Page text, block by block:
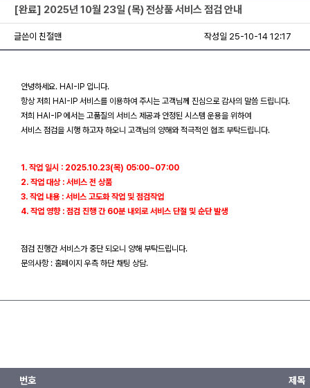
[완료] 2025년 10월 23일 (목) 전상품 서비스 점검 안내
글쓴이 친절맨 작성일 25-10-14 12:17
안녕하세요. HAI-IP 입니다.
항상 저희 HAI-IP 서비스를 이용하여 주시는 고객님께 진심으로 감사의 말씀 드립니다.
저희 HAI-IP 에서는 고품질의 서비스 제공과 안정된 시스템 운용을 위하여
서비스 점검을 시행 하고자 하오니 고객님의 양해와 적극적인 협조 부탁드립니다.
1. 작업 일시 : 2025.10.23(목) 05:00~07:00
2. 작업 대상 : 서비스 전 상품
3. 작업 내용 : 서비스 고도화 작업 및 점검작업
4. 작업 영향 : 점검 진행 간 60분 내외로 서비스 단절 및 순단 발생
점검 진행간 서비스가 중단 되오니 양해 부탁드립니다.
문의사항 : 홈페이지 우측 하단 채팅 상담.
번호 제목